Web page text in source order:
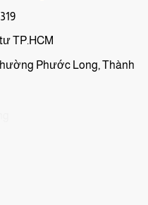
TP.HCM
Phước Long, Thành